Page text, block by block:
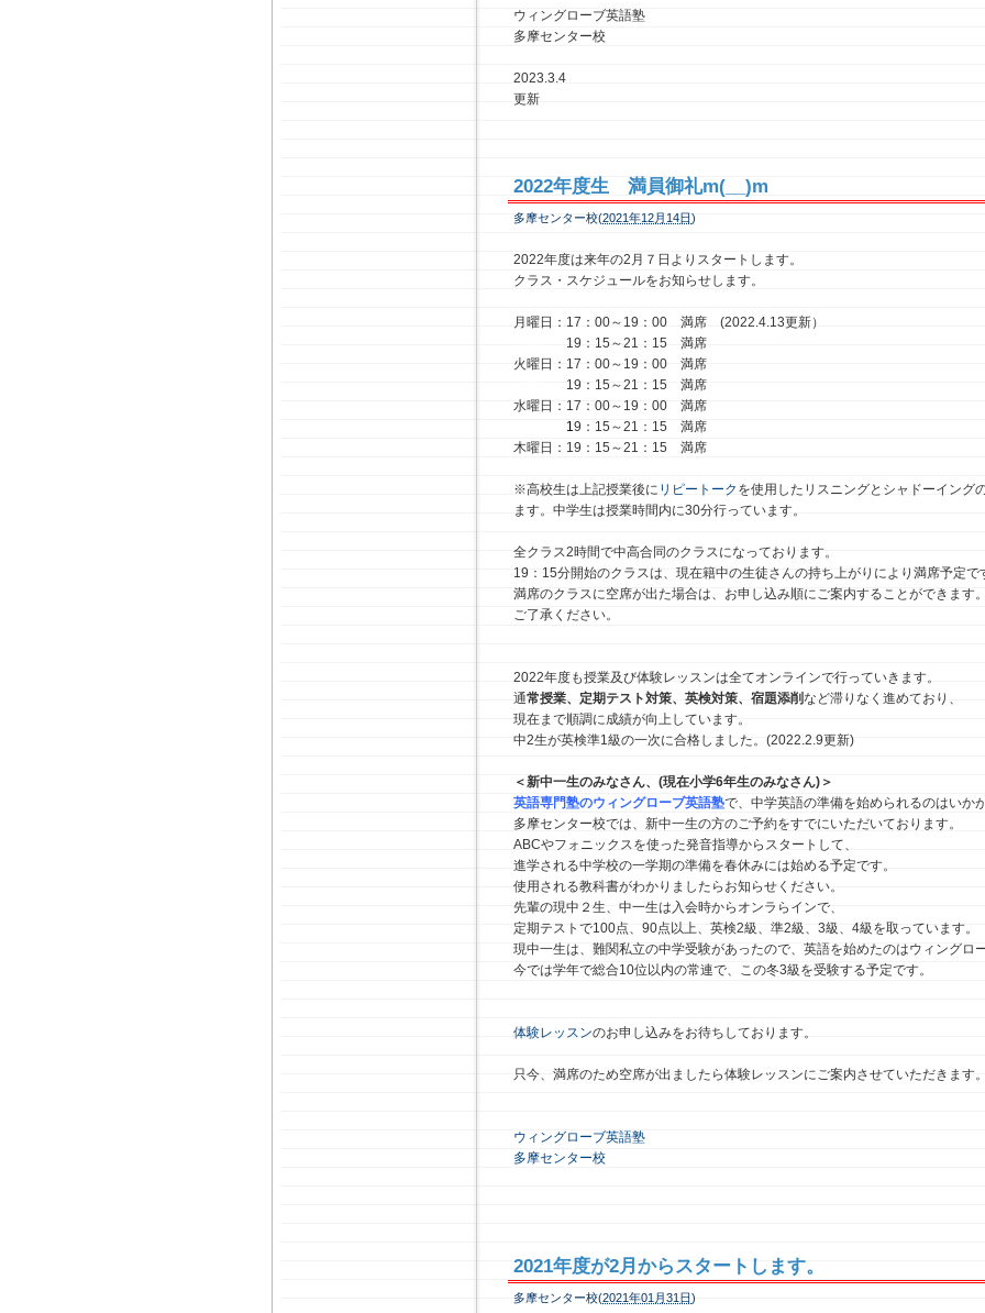
ウィングローブ英語塾
多摩センター校
2023.3.4
更新
2022年度生 満員御礼m(__)m
多摩センター校(2021年12月14日)
2022年度は来年の2月７日よりスタートします。
クラス・スケジュールをお知らせします。
月曜日：17：00～19：00 満席 (2022.4.13更新）
19：15～21：15 満席
火曜日：17：00～19：00 満席
19：15～21：15 満席
水曜日：17：00～19：00 満席
19：15～21：15 満席
木曜日：19：15～21：15 満席
※高校生は上記授業後に リピートーク を使用したリスニングとシャドーイング
ます。中学生は授業時間内に30分行っています。
全クラス2時間で中高合同のクラスになっております。
19：15分開始のクラスは、現在籍中の生徒さんの持ち上がりにより満席予定で
満席のクラスに空席が出た場合は、お申し込み順にご案内することができます
ご了承ください。
2022年度も授業及び体験レッスンは全てオンラインで行っていきます。
通常授業、定期テスト対策、英検対策、宿題添削など滞りなく進めており、
現在まで順調に成績が向上しています。
中2生が英検準1級の一次に合格しました。(2022.2.9更新)
＜新中一生のみなさん、(現在小学6年生のみなさん)＞
英語専門塾のウィングローブ英語塾で、中学英語の準備を始められるのはいか
多摩センター校では、新中一生の方のご予約をすでにいただいております。
ABCやフォニックスを使った発音指導からスタートして、
進学される中学校の一学期の準備を春休みには始める予定です。
使用される教科書がわかりましたらお知らせください。
先輩の現中２生、中一生は入会時からオンラらインで、
定期テストで100点、90点以上、英検2級、準2級、3級、4級を取っています。
現中一生は、難関私立の中学受験があったので、英語を始めたのはウィングロ
今では学年で総合10位以内の常連で、この冬3級を受験する予定です。
体験レッスンのお申し込みをお待ちしております。
只今、満席のため空席が出ましたら体験レッスンにご案内させていただきます
ウィングローブ英語塾
多摩センター校
2021年度が2月からスタートします。
多摩センター校(2021年01月31日)